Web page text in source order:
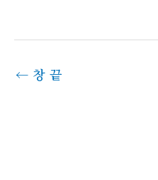
← 창 끝